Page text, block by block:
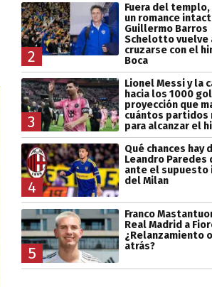
2
Fuera del
un romance
Guillermo Barros
Schelotto vuelve
cruzarse con el
Boca
3
Lionel Messi y la
hacia los 1000
proyección que
cuántos partidos
para alcanzar el
4
Qué chances hay
Leandro Paredes
ante el supuesto
del Milan
5
Franco
Real Madrid a
¿Relanzamiento
atrás?